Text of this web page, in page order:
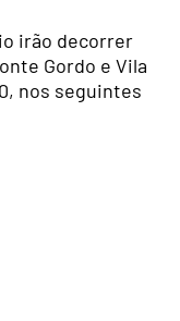
irão decorrer
Gordo e Vila
nos seguintes